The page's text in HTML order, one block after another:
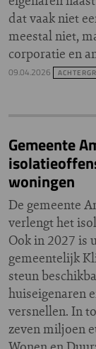
dat vaak niet
meestal niet,
corporatie en
09.04.2026
Gemeente
woningen
De gemeente
verlengt het
Ook in 2027 is
gemeentelijk
steun
huiseigenaren
versnellen. In
zeven miljoen